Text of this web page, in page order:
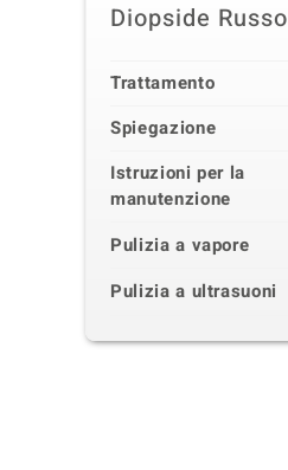
Diopside Russo
Trattamento
Spiegazione
Istruzioni per la
manutenzione
Pulizia a vapore
Pulizia a ultrasuoni